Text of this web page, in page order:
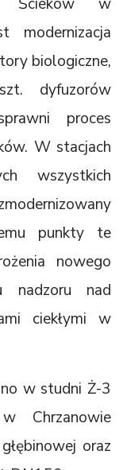
modernizacja
biologiczne,
dyfuzorów
proces
W stacjach
wszystkich
punkty te
nowego
nadzoru nad
ciekłymi w
w studni Ż-3
Chrzanowie
oraz